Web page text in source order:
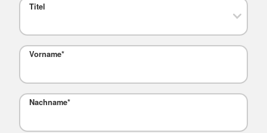
Titel
Vorname*
Nachname*